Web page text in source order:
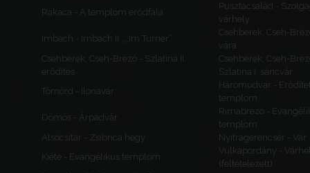
Rakaca - A templom erődfala
Pusztacsalád -
várhely
Imbach - Imbach II., „Im Turner”
Csehberek, Cseh-
vára
Csehberek, Cseh-Brézó - Szlatina II.
erődítés
Csehberek, Cseh-
Szlatina I. sáncvár
Tömörd - Ilonavár
Háromudvar -
templom
Dömös - Árpádvár
Rimabrézó -
templom
Alsócsitár - Zsibrica hegy
Nyitragerencsér - Vár
Kiéte - Evangélikus templom
Vulkapordány -
(feltételezett)